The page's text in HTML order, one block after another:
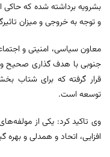
بشرویه برداشته شده که حاکی
و توجه به خروجی و میزان
معاون سیاسی، امنیتی و
جنوبی با هدف گذاری صحیح
قرار گرفته که برای شتاب
توسعه است.
وی تاکید کرد: یکی از
افزایی، اتحاد و همدلی و